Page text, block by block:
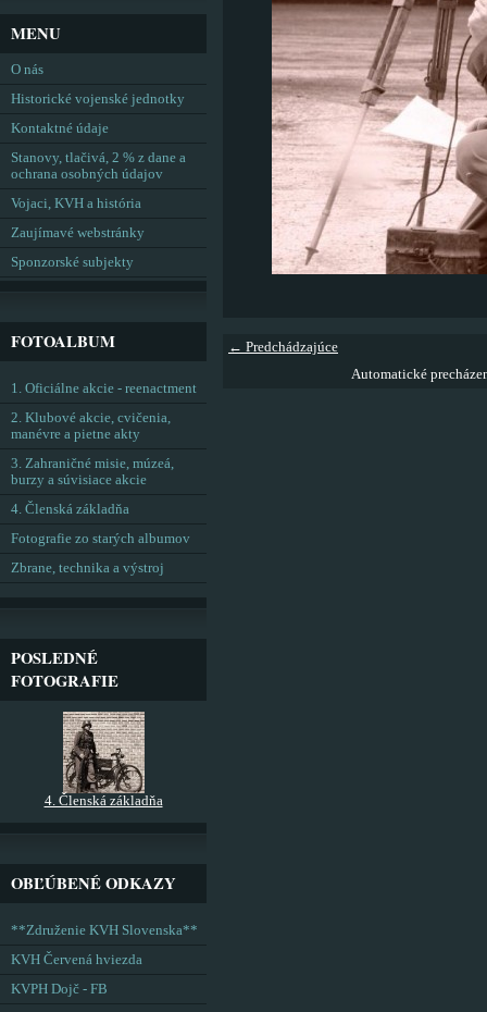
← Predchádzajúce
Automatické
MENU
O nás
Historické vojenské jednotky
Kontaktné údaje
Stanovy, tlačivá, 2 % z dane a
ochrana osobných údajov
Vojaci, KVH a história
Zaujímavé webstránky
Sponzorské subjekty
FOTOALBUM
1. Oficiálne akcie - reenactment
2. Klubové akcie, cvičenia,
manévre a pietne akty
3. Zahraničné misie, múzeá,
burzy a súvisiace akcie
4. Členská základňa
Fotografie zo starých albumov
Zbrane, technika a výstroj
POSLEDNÉ
FOTOGRAFIE
4. Členská základňa
OBĽÚBENÉ ODKAZY
**Združenie KVH Slovenska**
KVH Červená hviezda
KVPH Dojč - FB